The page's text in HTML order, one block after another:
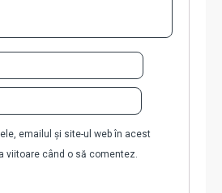
emailul și site-ul web în acest
viitoare când o să comentez.